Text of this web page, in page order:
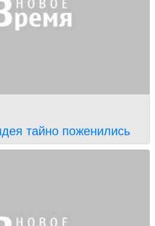
тайно поженились